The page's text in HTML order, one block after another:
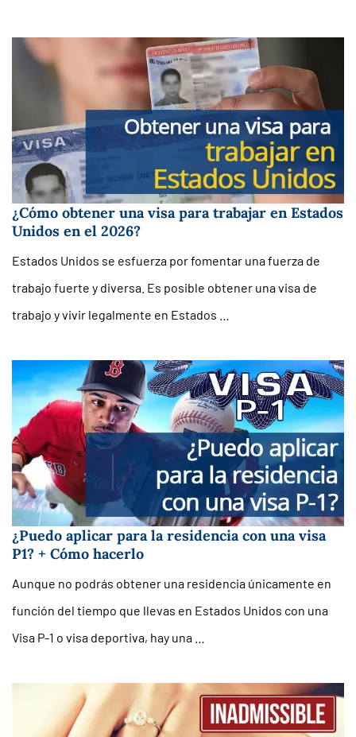
¿Cómo obtener una visa para trabajar en Estados
Unidos en el 2026?
Estados Unidos se esfuerza por fomentar una fuerza de
trabajo fuerte y diversa. Es posible obtener una visa de
trabajo y vivir legalmente en Estados …
¿Puedo aplicar para la residencia con una visa
P1? + Cómo hacerlo
Aunque no podrás obtener una residencia únicamente en
función del tiempo que llevas en Estados Unidos con una
Visa P-1 o visa deportiva, hay una …